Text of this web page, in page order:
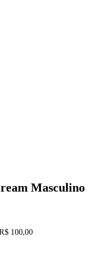
Masculino
100,00